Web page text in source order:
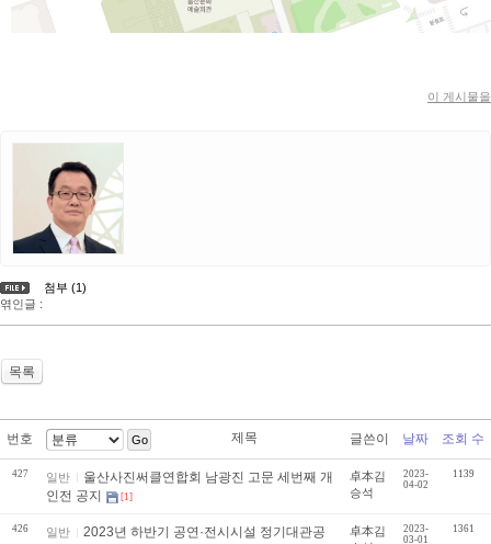
이 게시물을
첨부 (1)
엮인글 :
목록
번호 Go 제목 글쓴이 날짜 조회 수
427 일반
울산사진써클연합회 남광진 고문 세번째 개
인전 공지
[1]
卓本김
승석
2023-
04-02
1139
426 일반
2023년 하반기 공연·전시시설 정기대관공
卓本김
2023-
03-01
1361